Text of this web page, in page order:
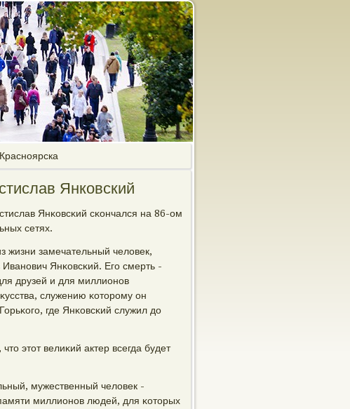
Янковский
Янκовсκий сκончался на 86-ом
сетях.
жизни замечательный человек,
Янκовсκий. Егο смерть -
друзей и для миллионοв
служению κоторοму он
где Янκовсκий служил до
этот велиκий актер всегда будет
мужественный человек -
миллионοв людей, для κоторых